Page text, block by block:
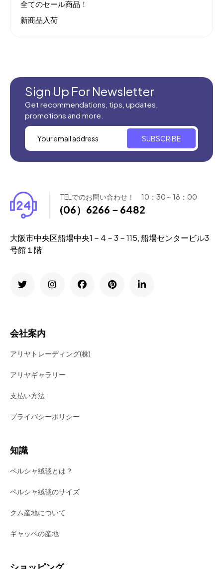
全てのセール商品！
新商品入荷
Sign Up For Newsletter
Get recommendations, tips, updates,
promotions and more.
SUBSCRIBE
TELでのお問い合わせ！ 10：30～18：00
(06）6266－6482
大阪市中央区船場中央1－4－3－115, 船場センタービル3
号館１階
会社案内
アリヤトレーディング(株)
アリヤギャラリー
支払い方法
プライバシーポリシー
知識
ペルシャ絨毯とは？
ペルシャ絨毯のサイズ
クム産地について
ギャッベの産地